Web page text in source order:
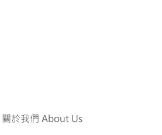
關於我們 About Us